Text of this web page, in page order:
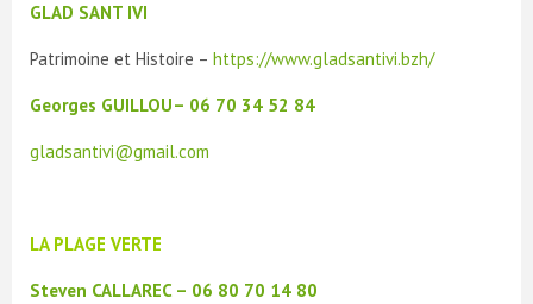
GLAD SANT IVI
Patrimoine et Histoire – https://www.gladsantivi.bzh/
Georges GUILLOU– 06 70 34 52 84
gladsantivi@gmail.com
LA PLAGE VERTE
Steven CALLAREC – 06 80 70 14 80